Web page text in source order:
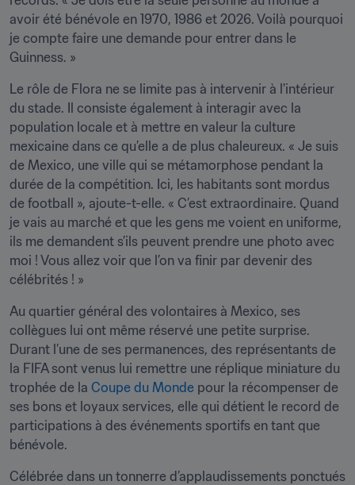
avoir été bénévole en 1970, 1986 et 2026. Voilà pourquoi
je compte faire une demande pour entrer dans le
Guinness. »
Le rôle de Flora ne se limite pas à intervenir à l'intérieur
du stade. Il consiste également à interagir avec la
population locale et à mettre en valeur la culture
mexicaine dans ce qu’elle a de plus chaleureux. « Je suis
de Mexico, une ville qui se métamorphose pendant la
durée de la compétition. Ici, les habitants sont mordus
de football », ajoute-t-elle. « C’est extraordinaire. Quand
je vais au marché et que les gens me voient en uniforme,
ils me demandent s’ils peuvent prendre une photo avec
moi ! Vous allez voir que l’on va finir par devenir des
célébrités ! »
Au quartier général des volontaires à Mexico, ses
collègues lui ont même réservé une petite surprise.
Durant l’une de ses permanences, des représentants de
la FIFA sont venus lui remettre une réplique miniature du
trophée de la Coupe du Monde pour la récompenser de
ses bons et loyaux services, elle qui détient le record de
participations à des événements sportifs en tant que
bénévole.
Célébrée dans un tonnerre d’applaudissements ponctués